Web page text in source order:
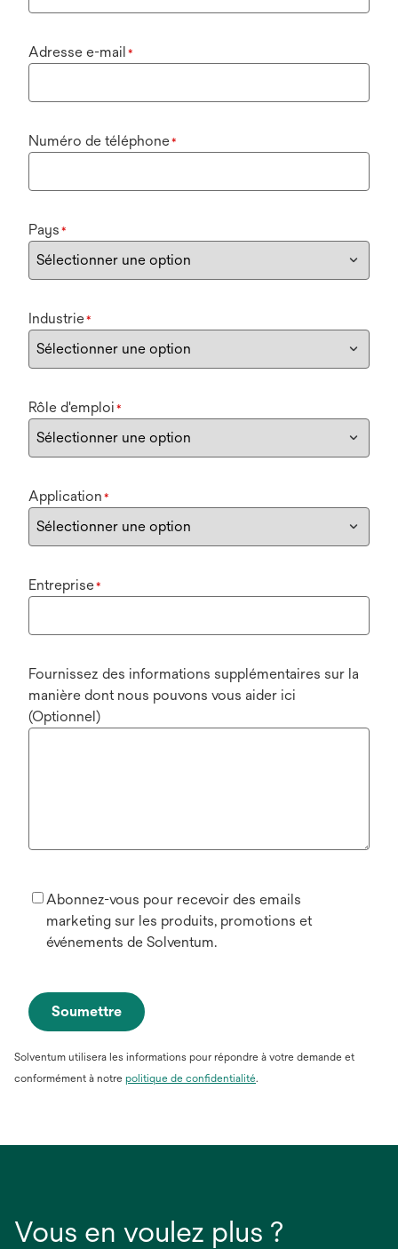
Adresse e-mail *
Numéro de téléphone*
Pays *
Industrie*
Rôle d'emploi *
Application *
Entreprise*
Fournissez des informations supplémentaires sur la
manière dont nous pouvons vous aider ici
(Optionnel)
Abonnez-vous pour recevoir des emails
marketing sur les produits, promotions et
événements de Solventum.
Soumettre
Solventum utilisera les informations pour répondre à votre demande et
conformément à notre politique de confidentialité.
Vous en voulez plus ?